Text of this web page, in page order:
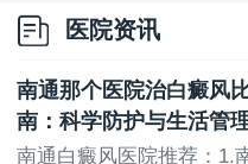
物有海鲜、坚果、种子、
•锌：锌对免疫系统
食物有红肉、家禽、海鲜
•铁：铁是造血的重
医院资讯
南通那个医院治白癜风
南：科学防护与生活管
南通白癜风医院推荐：1.